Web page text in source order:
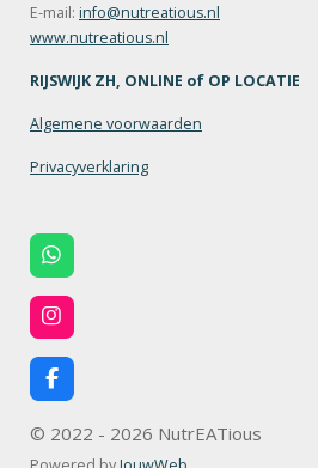
E-mail: info@nutreatious.nl
www.nutreatious.nl
RIJSWIJK ZH, ONLINE of OP LOCATIE
Algemene voorwaarden
Privacyverklaring
W
h
a
t
s
A
p
p
I
n
s
t
a
r
a
F
a
c
e
b
© 2022 - 2026 NutrEATious